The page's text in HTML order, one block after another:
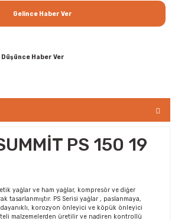
Gelince Haber Ver
Düşünce Haber Ver
PS 150 19
yağlar ve ham yağlar, kompresör ve diğer
tasarlanmıştır. PS Serisi yağlar , paslanmaya,
korozyon önleyici ve köpük önleyici
malzemelerden üretilir ve nadiren kontrollü